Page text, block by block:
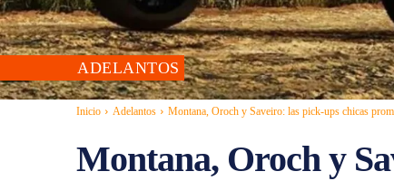
ADELANTOS
Inicio Adelantos Montana, Oroch y Saveiro: las pick-ups chicas
Montana, Oroch y